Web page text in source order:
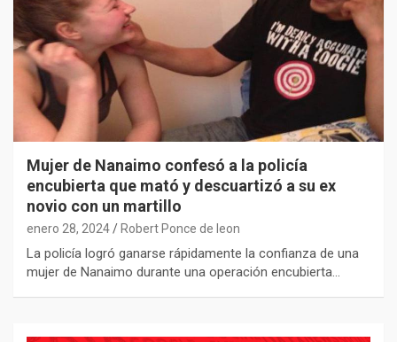
Mujer de Nanaimo confesó a la policía
encubierta que mató y descuartizó a su ex
novio con un martillo
enero 28, 2024 Robert Ponce de leon
La policía logró ganarse rápidamente la confianza de una
mujer de Nanaimo durante una operación encubierta…